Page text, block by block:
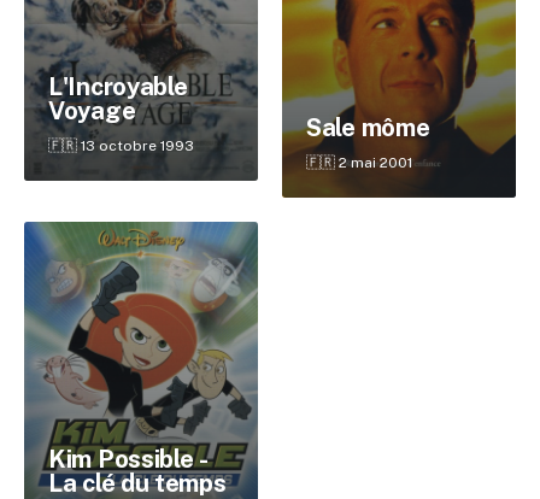
L'Incroyable
Voyage
🇫🇷 13 octobre 1993
Sale môme
🇫🇷 2 mai 2001
Kim Possible -
La clé du temps
✕